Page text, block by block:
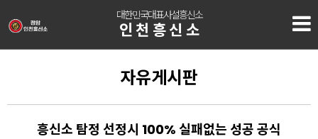
대한민국대표사설흥신소
인천흥신소
자유게시판
흥신소 탐정 선정시 100% 실패없는 성공 공식